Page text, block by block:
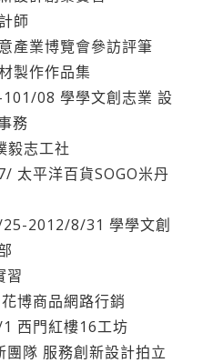
師
產業博覽會參訪評筆
製作作品集
08 學學文創志業 設
務
毅志工社
太平洋百貨SOGO米丹
2012/8/31 學學文創
習
博商品網路行銷
西門紅樓16工坊
團隊 服務創新設計拍立